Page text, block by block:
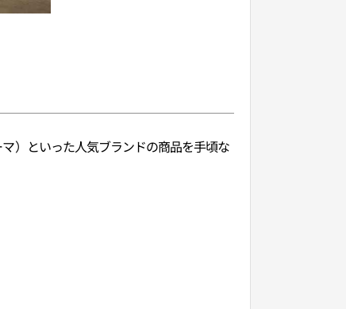
）といった人気ブランドの商品を手頃な